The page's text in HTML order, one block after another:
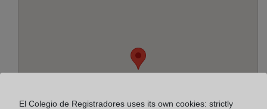
El Colegio de Registradores uses its own cookies: strictly